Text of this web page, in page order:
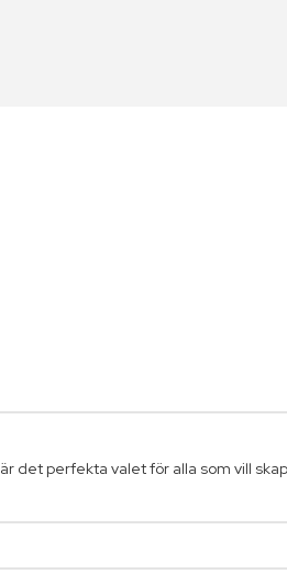
det perfekta valet för alla som vill